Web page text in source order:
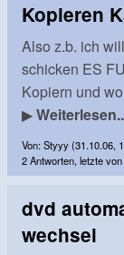
Kopieren
Also z.b. ich
schicken ES
Kopiern und
▶
Von: Styyy (31.10.06,
2 Antworten, letzte
dvd
wechsel